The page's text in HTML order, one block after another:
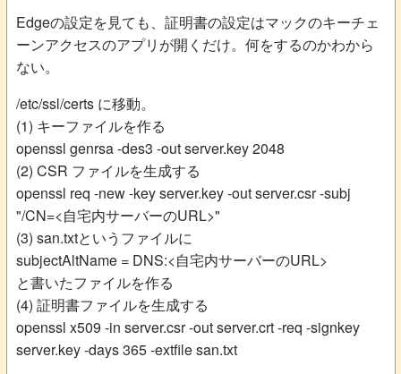
Edgeの設定を見ても、証明書の設定はマックのキーチェ
ーンアクセスのアプリが開くだけ。何をするのかわから
ない。
/etc/ssl/certs に移動。
(1) キーファイルを作る
openssl genrsa -des3 -out server.key 2048
(2) CSR ファイルを生成する
openssl req -new -key server.key -out server.csr -subj
"/CN=<自宅内サーバーのURL>"
(3) san.txtというファイルに
subjectAltName = DNS:<自宅内サーバーのURL>
と書いたファイルを作る
(4) 証明書ファイルを生成する
openssl x509 -in server.csr -out server.crt -req -signkey
server.key -days 365 -extfile san.txt